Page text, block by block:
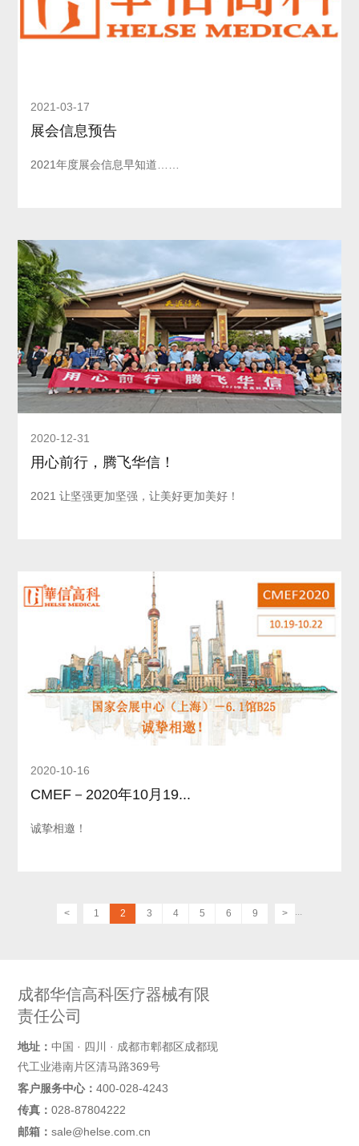
2021-03-17
展会信息预告
2021年度展会信息早知道……
2020-12-31
用心前行，腾飞华信！
2021 让坚强更加坚强，让美好更加美好！
2020-10-16
CMEF－2020年10月19...
诚挚相邀！
< 1 2 3 4 5 6 9 >
成都华信高科医疗器械有限
责任公司
地址：中国 · 四川 · 成都市郫都区成都现
代工业港南片区清马路369号
客户服务中心：400-028-4243
传真：028-87804222
邮箱：sale@helse.com.cn